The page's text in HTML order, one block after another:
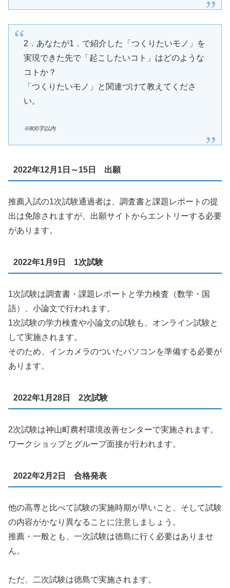
2．あなたが1．で紹介した「つくりたいモノ」を
実現できた先で「起こしたいコト」はどのような
コトか？
「つくりたいモノ」と関連づけて教えてくださ
い。
※800字以内
2022年12月1日～15日 出願
推薦入試の1次試験通過者は、調査書と課題レポートの提
出は免除されますが、出願サイトからエントリーする必要
があります。
2022年1月9日 1次試験
1次試験は調査書・課題レポートと学力検査（数学・国
語）、小論文で行われます。
1次試験の学力検査や小論文の試験も、オンライン試験と
して実施されます。
そのため、インカメラのついたパソコンを準備する必要が
あります。
2022年1月28日 2次試験
2次試験は神山町農村環境改善センターで実施されます。
ワークショップとグループ面接が行われます。
2022年2月2日 合格発表
他の高専と比べて試験の実施時期が早いこと、そして試験
の内容がかなり異なることに注意しましょう。
推薦・一般とも、一次試験は徳島に行く必要はありませ
ん。
ただ、二次試験は徳島で実施されます。